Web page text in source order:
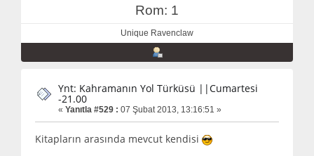
Rom: 1
Unique Ravenclaw
Ynt: Kahramanın Yol Türküsü ||Cumartesi
-21.00
« Yanıtla #529 : 07 Şubat 2013, 13:16:51 »
Kitapların arasında mevcut kendisi